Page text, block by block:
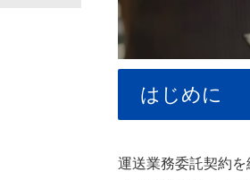
はじめに
運送業務委託契約を